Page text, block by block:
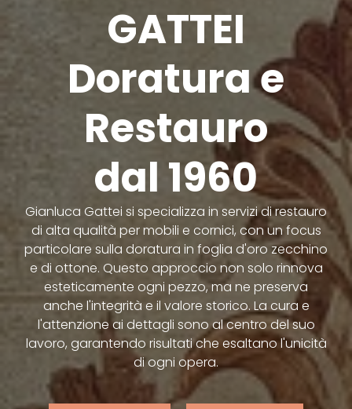
GATTEI
Doratura e
Restauro
dal 1960
Gianluca Gattei si specializza in servizi di restauro
di alta qualità per mobili e cornici, con un focus
particolare sulla doratura in foglia d'oro zecchino
e di ottone. Questo approccio non solo rinnova
esteticamente ogni pezzo, ma ne preserva
anche l'integrità e il valore storico. La cura e
l'attenzione ai dettagli sono al centro del suo
lavoro, garantendo risultati che esaltano l'unicità
di ogni opera.